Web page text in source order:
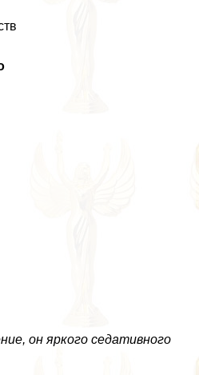
он яркого седативного